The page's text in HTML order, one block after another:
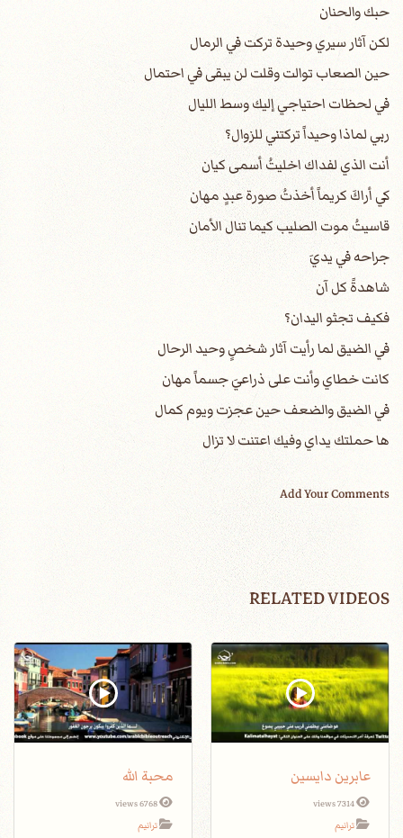
حبك والحنان
لكن آثار سيري وحيدة تركت في الرمال
حين الصعاب توالت وقلت لن يبقى في احتمال
في لحظات احتياجي إليك وسط الليال
ربي لماذا وحيداً تركتني للزوال؟
أنت الذي لفداك اخليتُ أسمى كيان
كي أراكَ كريماً أخذتُ صورة عبدٍ مهان
قاسيتُ موت الصليب كيما تنال الأمان
جراحه في يديَ
شاهدةً كل آن
فكيف تجثو اليدان؟
في الضيق لما رأيت آثار شخصٍ وحيد الرحال
كانت خطاي وأنت على ذراعيَ جسماً مهان
في الضيق والضعف حين عجزت ويوم كمال
ها حملتك يداي وفيك اعتنت لا تزال
Add Your Comments
RELATED VIDEOS
عابرين دايسين
7314 views
ترانيم
محبة الله
6768 views
ترانيم